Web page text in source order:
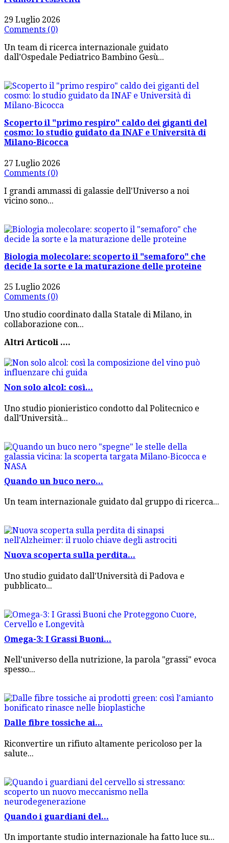
29 Luglio 2026
Comments (0)
Un team di ricerca internazionale guidato
dall’Ospedale Pediatrico Bambino Gesù...
Scoperto il "primo respiro" caldo dei giganti del
cosmo: lo studio guidato da INAF e Università di
Milano-Bicocca
27 Luglio 2026
Comments (0)
I grandi ammassi di galassie dell'Universo a noi
vicino sono...
Biologia molecolare: scoperto il "semaforo" che
decide la sorte e la maturazione delle proteine
25 Luglio 2026
Comments (0)
Uno studio coordinato dalla Statale di Milano, in
collaborazione con...
Altri Articoli ....
Non solo alcol: così...
Uno studio pionieristico condotto dal Politecnico e
dall’Università...
Quando un buco nero...
Un team internazionale guidato dal gruppo di ricerca...
Nuova scoperta sulla perdita...
Uno studio guidato dall'Università di Padova e
pubblicato...
Omega-3: I Grassi Buoni...
Nell'universo della nutrizione, la parola "grassi" evoca
spesso...
Dalle fibre tossiche ai...
Riconvertire un rifiuto altamente pericoloso per la
salute...
Quando i guardiani del...
Un importante studio internazionale ha fatto luce su...